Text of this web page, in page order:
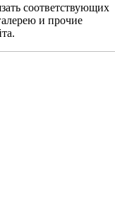
соответствующих
и прочие